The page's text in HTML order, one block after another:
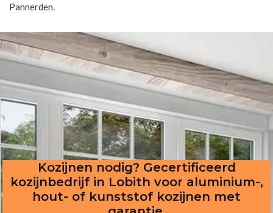
Pannerden.
Kozijnen nodig? Gecertificeerd
kozijnbedrijf in Lobith voor aluminium-,
hout- of kunststof kozijnen met